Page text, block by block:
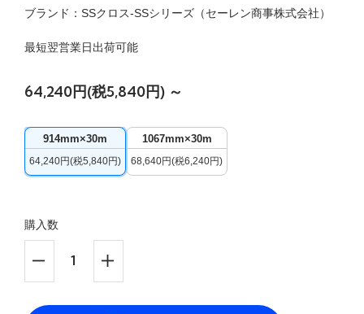
ブランド：SSクロス-SSシリーズ（セーレン商事株式会社）
最短翌営業日出荷可能
64,240円(税5,840円) ～
914mm×30m
64,240円(税5,840円)
1067mm×30m
68,640円(税6,240円)
購入数